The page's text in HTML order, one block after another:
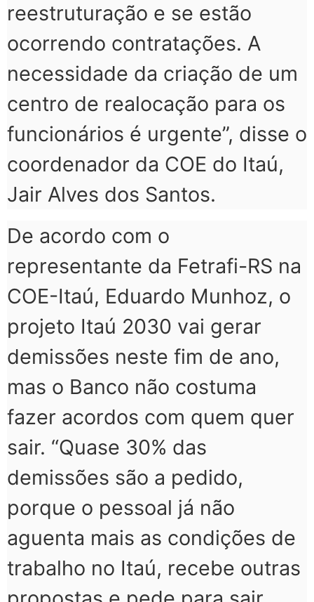
reestruturação e se estão
ocorrendo contratações. A
necessidade da criação de um
centro de realocação para os
funcionários é urgente”, disse o
coordenador da COE do Itaú,
Jair Alves dos Santos.
De acordo com o
representante da Fetrafi-RS na
COE-Itaú, Eduardo Munhoz, o
projeto Itaú 2030 vai gerar
demissões neste fim de ano,
mas o Banco não costuma
fazer acordos com quem quer
sair. “Quase 30% das
demissões são a pedido,
porque o pessoal já não
aguenta mais as condições de
trabalho no Itaú, recebe outras